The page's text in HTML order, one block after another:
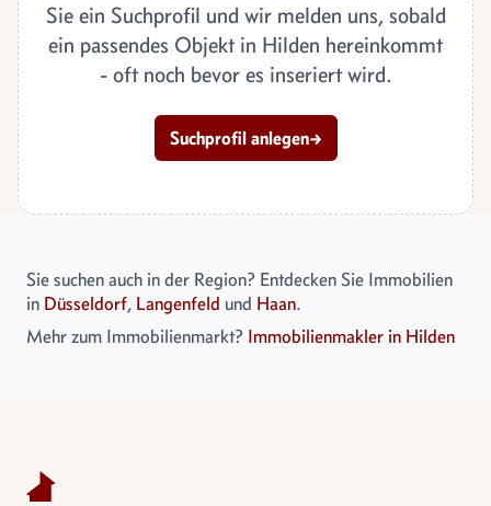
Sie ein Suchprofil und wir melden uns, sobald
ein passendes Objekt in Hilden hereinkommt
- oft noch bevor es inseriert wird.
Suchprofil anlegen→
Sie suchen auch in der Region? Entdecken Sie Immobilien
in Düsseldorf, Langenfeld und Haan.
Mehr zum Immobilienmarkt? Immobilienmakler in Hilden